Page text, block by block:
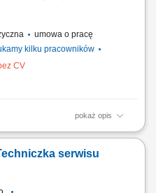
umowa o pracę
kilku pracowników
CV
pokaż opis
filtracji wody, Bieżąca obsługa
serwisu